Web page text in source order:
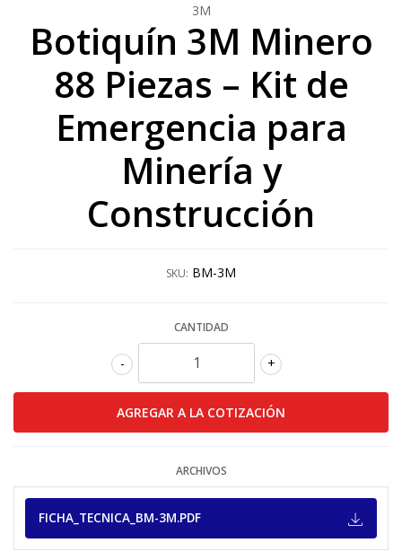
3M
Botiquín 3M Minero
88 Piezas – Kit de
Emergencia para
Minería y
Construcción
SKU: BM-3M
CANTIDAD
+
-
ARCHIVOS
FICHA_TECNICA_BM-3M.PDF